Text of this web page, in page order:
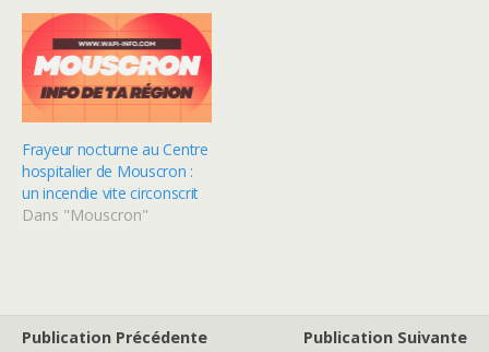
Frayeur nocturne au Centre
hospitalier de Mouscron :
un incendie vite circonscrit
Dans "Mouscron"
Publication Précédente Publication Suivante